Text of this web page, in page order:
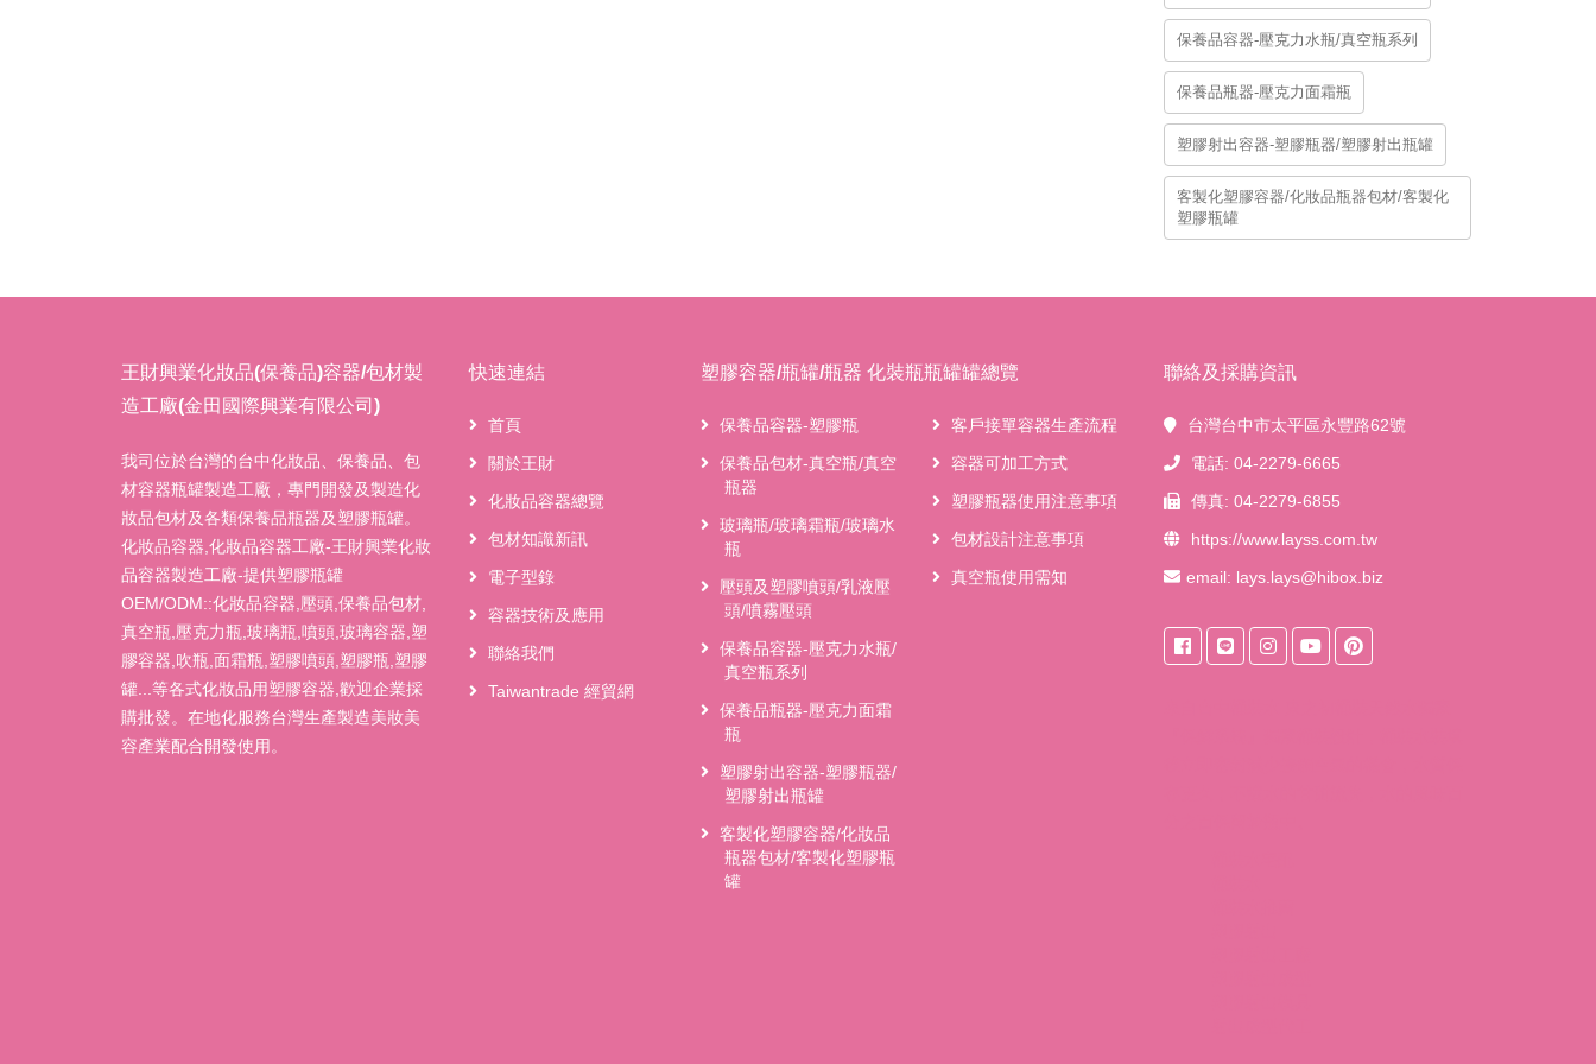
保養品容器-壓克力水瓶/真空瓶系列
保養品瓶器-壓克力面霜瓶
塑膠射出容器-塑膠瓶器/塑膠射出瓶罐
客製化塑膠容器/化妝品瓶器包材/客製化
塑膠瓶罐
王財興業化妝品(保養品)容器/包材製
造工廠(金田國際興業有限公司)
我司位於台灣的台中化妝品、保養品、包
材容器瓶罐製造工廠，專門開發及製造化
妝品包材及各類保養品瓶器及塑膠瓶罐。
化妝品容器,化妝品容器工廠-王財興業化妝
品容器製造工廠-提供塑膠瓶罐
OEM/ODM::化妝品容器,壓頭,保養品包材,
真空瓶,壓克力瓶,玻璃瓶,噴頭,玻璃容器,塑
膠容器,吹瓶,面霜瓶,塑膠噴頭,塑膠瓶,塑膠
罐...等各式化妝品用塑膠容器,歡迎企業採
購批發。在地化服務台灣生產製造美妝美
容產業配合開發使用。
快速連結
首頁
關於王財
化妝品容器總覽
包材知識新訊
電子型錄
容器技術及應用
聯絡我們
Taiwantrade 經貿網
塑膠容器/瓶罐/瓶器 化裝瓶瓶罐罐總覽
保養品容器-塑膠瓶
保養品包材-真空瓶/真空
瓶器
玻璃瓶/玻璃霜瓶/玻璃水
瓶
壓頭及塑膠噴頭/乳液壓
頭/噴霧壓頭
保養品容器-壓克力水瓶/
真空瓶系列
保養品瓶器-壓克力面霜
瓶
塑膠射出容器-塑膠瓶器/
塑膠射出瓶罐
客製化塑膠容器/化妝品
瓶器包材/客製化塑膠瓶
罐
客戶接單容器生產流程
容器可加工方式
塑膠瓶器使用注意事項
包材設計注意事項
真空瓶使用需知
聯絡及採購資訊
台灣台中市太平區永豐路62號
電話: 04-2279-6665
傳真: 04-2279-6855
https://www.layss.com.tw
email: lays.lays@hibox.biz